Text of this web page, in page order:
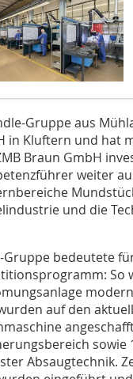
Gruppe aus
in Kluftern und hat
Braun GmbH
weiter
und die
bedeutete
So
auf den
sowie
Absaugtechnik.